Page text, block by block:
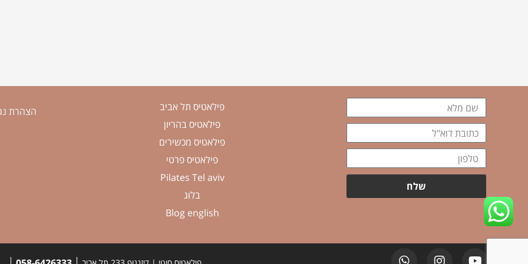
שם
מלא
כתובת
דוא"ל
טלפון
שלח
פילאטיס תל אביב
פילאטיס בהריון
פילאטיס מכשירים
פילאטיס פרטי
Pilates Tel aviv
בלוג
Blog english
הצהרת